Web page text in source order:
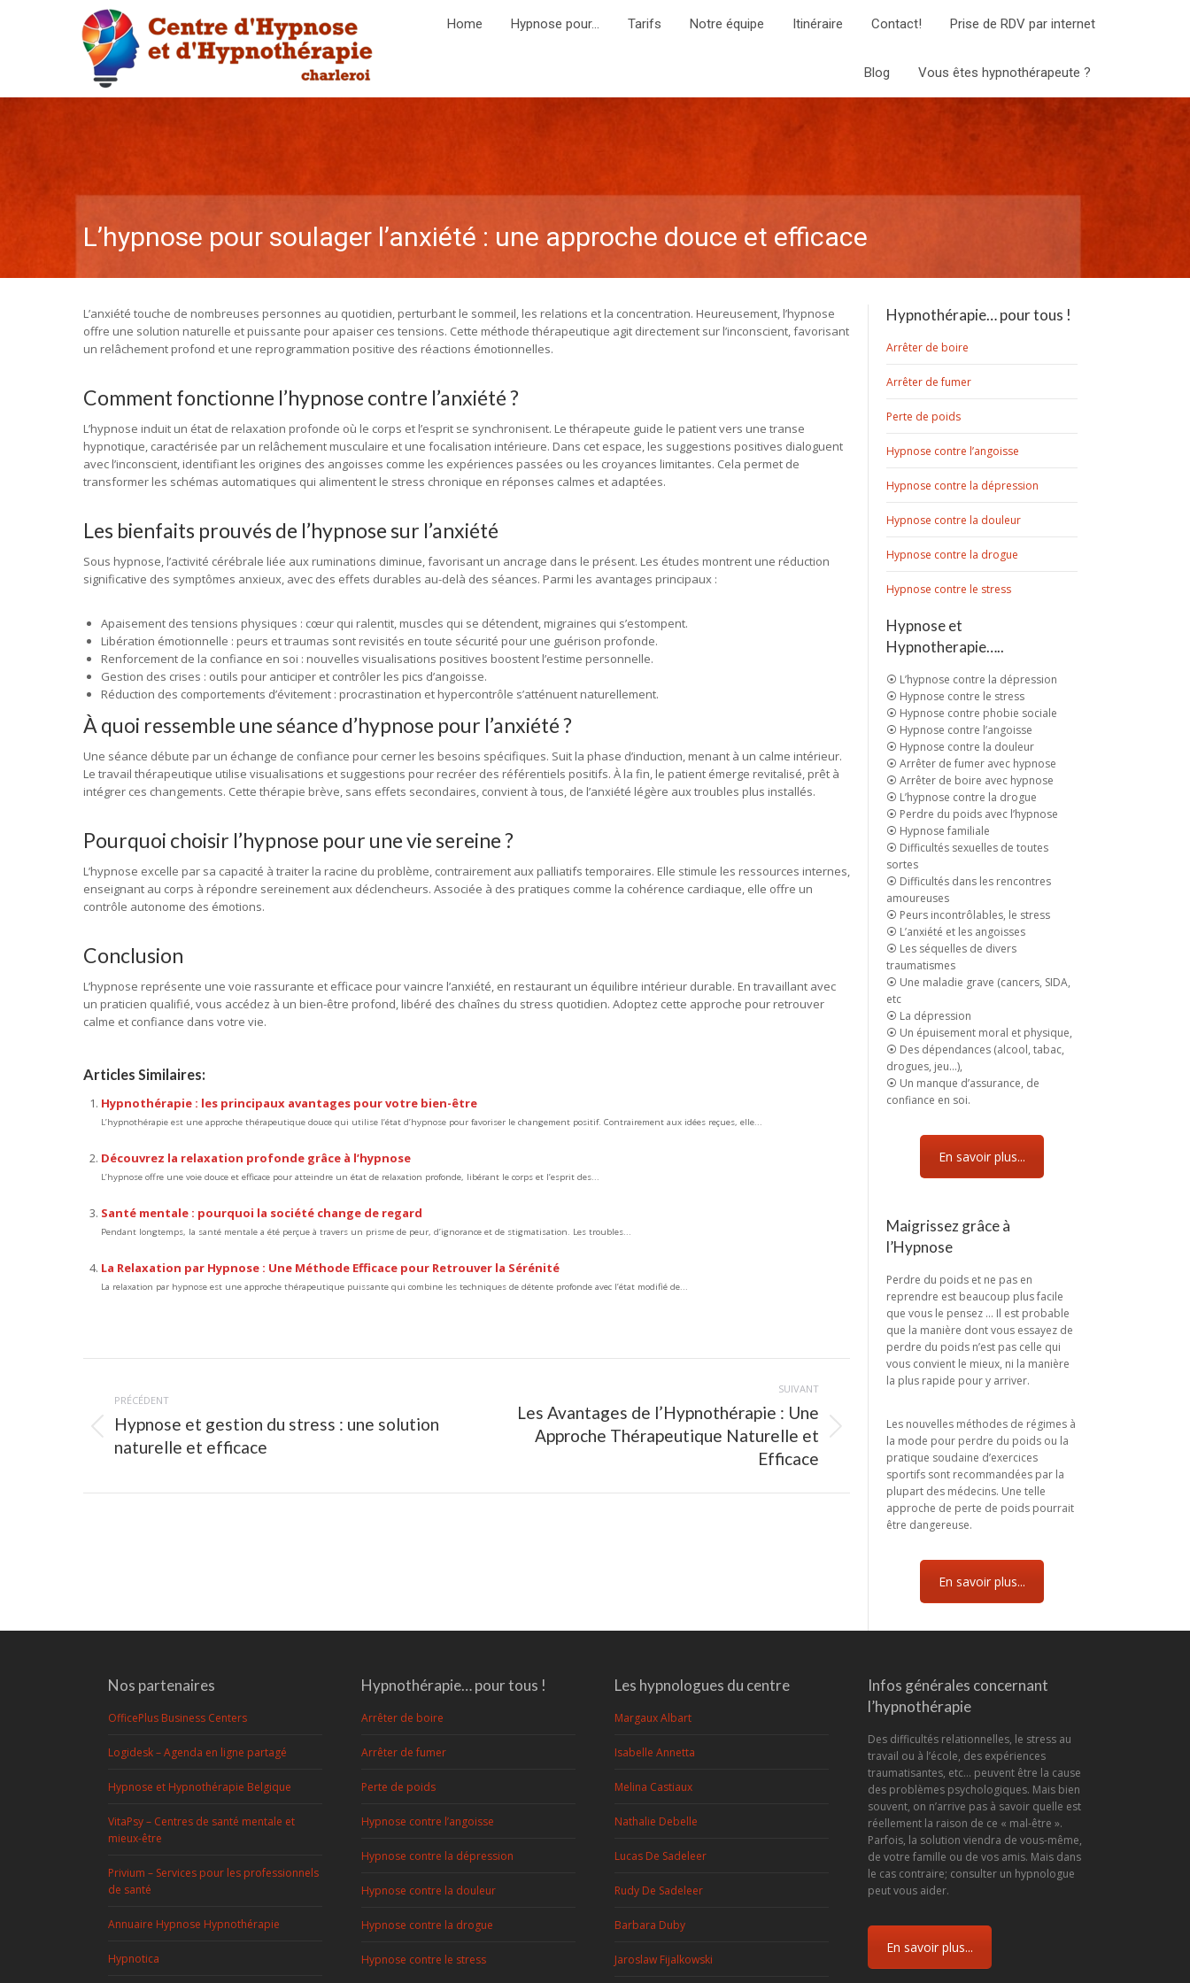
Home Hypnose pour… Tarifs Notre équipe Itinéraire Contact! Prise de RDV par internet
Blog Vous êtes hypnothérapeute ?
L’hypnose pour soulager l’anxiété : une approche douce et efficace
L’anxiété touche de nombreuses personnes au quotidien, perturbant le sommeil, les relations et la concentration. Heureusement, l’hypnose
offre une solution naturelle et puissante pour apaiser ces tensions. Cette méthode thérapeutique agit directement sur l’inconscient, favorisant
un relâchement profond et une reprogrammation positive des réactions émotionnelles.
Comment fonctionne l’hypnose contre l’anxiété ?
L’hypnose induit un état de relaxation profonde où le corps et l’esprit se synchronisent. Le thérapeute guide le patient vers une transe
hypnotique, caractérisée par un relâchement musculaire et une focalisation intérieure. Dans cet espace, les suggestions positives dialoguent
avec l’inconscient, identifiant les origines des angoisses comme les expériences passées ou les croyances limitantes. Cela permet de
transformer les schémas automatiques qui alimentent le stress chronique en réponses calmes et adaptées.
Les bienfaits prouvés de l’hypnose sur l’anxiété
Sous hypnose, l’activité cérébrale liée aux ruminations diminue, favorisant un ancrage dans le présent. Les études montrent une réduction
significative des symptômes anxieux, avec des effets durables au-delà des séances. Parmi les avantages principaux :
Apaisement des tensions physiques : cœur qui ralentit, muscles qui se détendent, migraines qui s’estompent.
Libération émotionnelle : peurs et traumas sont revisités en toute sécurité pour une guérison profonde.
Renforcement de la confiance en soi : nouvelles visualisations positives boostent l’estime personnelle.
Gestion des crises : outils pour anticiper et contrôler les pics d’angoisse.
Réduction des comportements d’évitement : procrastination et hypercontrôle s’atténuent naturellement.
À quoi ressemble une séance d’hypnose pour l’anxiété ?
Une séance débute par un échange de confiance pour cerner les besoins spécifiques. Suit la phase d’induction, menant à un calme intérieur.
Le travail thérapeutique utilise visualisations et suggestions pour recréer des référentiels positifs. À la fin, le patient émerge revitalisé, prêt à
intégrer ces changements. Cette thérapie brève, sans effets secondaires, convient à tous, de l’anxiété légère aux troubles plus installés.
Pourquoi choisir l’hypnose pour une vie sereine ?
L’hypnose excelle par sa capacité à traiter la racine du problème, contrairement aux palliatifs temporaires. Elle stimule les ressources internes,
enseignant au corps à répondre sereinement aux déclencheurs. Associée à des pratiques comme la cohérence cardiaque, elle offre un
contrôle autonome des émotions.
Conclusion
L’hypnose représente une voie rassurante et efficace pour vaincre l’anxiété, en restaurant un équilibre intérieur durable. En travaillant avec
un praticien qualifié, vous accédez à un bien-être profond, libéré des chaînes du stress quotidien. Adoptez cette approche pour retrouver
calme et confiance dans votre vie.
Articles Similaires:
Hypnothérapie : les principaux avantages pour votre bien-être
L’hypnothérapie est une approche thérapeutique douce qui utilise l’état d’hypnose pour favoriser le changement positif. Contrairement aux idées reçues, elle...
Découvrez la relaxation profonde grâce à l’hypnose
L’hypnose offre une voie douce et efficace pour atteindre un état de relaxation profonde, libérant le corps et l’esprit des...
Santé mentale : pourquoi la société change de regard
Pendant longtemps, la santé mentale a été perçue à travers un prisme de peur, d’ignorance et de stigmatisation. Les troubles...
La Relaxation par Hypnose : Une Méthode Efficace pour Retrouver la Sérénité
La relaxation par hypnose est une approche thérapeutique puissante qui combine les techniques de détente profonde avec l’état modifié de...
articlePRÉCÉDENT
Article
précédent
Hypnose et gestion du stress : une solution
naturelle et efficace
SUIVANT
Les Avantages de l’Hypnothérapie : Une
Approche Thérapeutique Naturelle et
Efficace
Hypnothérapie… pour tous !
Arrêter de boire
Arrêter de fumer
Perte de poids
Hypnose contre l’angoisse
Hypnose contre la dépression
Hypnose contre la douleur
Hypnose contre la drogue
Hypnose contre le stress
Hypnose et
Hypnotherapie…..
⦿ L’hypnose contre la dépression
⦿ Hypnose contre le stress
⦿ Hypnose contre phobie sociale
⦿ Hypnose contre l’angoisse
⦿ Hypnose contre la douleur
⦿ Arrêter de fumer avec hypnose
⦿ Arrêter de boire avec hypnose
⦿ L’hypnose contre la drogue
⦿ Perdre du poids avec l’hypnose
⦿ Hypnose familiale
⦿ Difficultés sexuelles de toutes
sortes
⦿ Difficultés dans les rencontres
amoureuses
⦿ Peurs incontrôlables, le stress
⦿ L’anxiété et les angoisses
⦿ Les séquelles de divers
traumatismes
⦿ Une maladie grave (cancers, SIDA,
etc
⦿ La dépression
⦿ Un épuisement moral et physique,
⦿ Des dépendances (alcool, tabac,
drogues, jeu…),
⦿ Un manque d’assurance, de
confiance en soi.
En savoir plus...
Maigrissez grâce à
l’Hypnose
Perdre du poids et ne pas en
reprendre est beaucoup plus facile
que vous le pensez … Il est probable
que la manière dont vous essayez de
perdre du poids n’est pas celle qui
vous convient le mieux, ni la manière
la plus rapide pour y arriver.
Les nouvelles méthodes de régimes à
la mode pour perdre du poids ou la
pratique soudaine d’exercices
sportifs sont recommandées par la
plupart des médecins. Une telle
approche de perte de poids pourrait
être dangereuse.
En savoir plus...
Nos partenaires
OfficePlus Business Centers
Logidesk – Agenda en ligne partagé
Hypnose et Hypnothérapie Belgique
VitaPsy – Centres de santé mentale et
mieux-être
Privium – Services pour les professionnels
de santé
Annuaire Hypnose Hypnothérapie
Hypnotica
Hypnothérapie… pour tous !
Arrêter de boire
Arrêter de fumer
Perte de poids
Hypnose contre l’angoisse
Hypnose contre la dépression
Hypnose contre la douleur
Hypnose contre la drogue
Hypnose contre le stress
Les hypnologues du centre
Margaux Albart
Isabelle Annetta
Melina Castiaux
Nathalie Debelle
Lucas De Sadeleer
Rudy De Sadeleer
Barbara Duby
Jaroslaw Fijalkowski
Infos générales concernant
l’hypnothérapie
Des difficultés relationnelles, le stress au
travail ou à l’école, des expériences
traumatisantes, etc... peuvent être la cause
des problèmes psychologiques. Mais bien
souvent, on n’arrive pas à savoir quelle est
réellement la raison de ce « mal-être ».
Parfois, la solution viendra de vous-même,
de votre famille ou de vos amis. Mais dans
le cas contraire; consulter un hypnologue
peut vous aider.
En savoir plus...